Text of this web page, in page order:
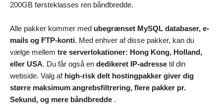
200GB førsteklasses ren båndbredde.
Alle pakker kommer med ubegrænset MySQL databaser, e-
mails og FTP-konti. Med enhver af disse pakker, kan du
vælge mellem tre serverlokationer: Hong Kong, Holland,
eller USA. Du får også en dedikeret IP-adresse til din
webside. Valg af high-risk delt hostingpakker giver dig
større maksimum angrebsfiltrering, flere pakker pr.
Sekund, og mere båndbredde .